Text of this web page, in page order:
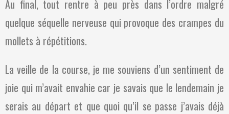
Au final, tout rentre à peu près dans l’ordre malgré
quelque séquelle nerveuse qui provoque des crampes du
mollets à répétitions.
La veille de la course, je me souviens d’un sentiment de
joie qui m’avait envahie car je savais que le lendemain je
serais au départ et que quoi qu’il se passe j’avais déjà